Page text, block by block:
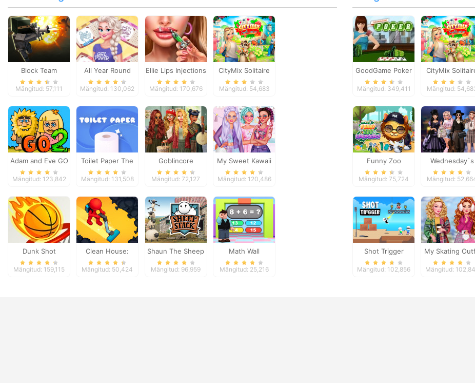
Block Team
Deathmatch
Mängitud: 57,111
All Year Round
Fashion Frosty Girl
Mängitud: 130,062
Ellie Lips Injections
Mängitud: 170,676
CityMix Solitaire
Mängitud: 54,683
Adam and Eve GO
2
Mängitud: 123,842
Toilet Paper The
Game
Mängitud: 131,508
Goblincore
Aesthetic
Mängitud: 72,127
My Sweet Kawaii
Look
Mängitud: 120,486
Dunk Shot
Mängitud: 159,115
Clean House:
Clearing trash and
Mängitud: 50,424
Shaun The Sheep
Sheep Stack
Mängitud: 96,959
Math Wall
Simulator
Mängitud: 25,216
GoodGame Poker
Mängitud: 349,411
CityMix
Mängitud:
Funny Zoo
Emergency
Mängitud: 75,724
Wednesday`s
Breakup
Mängitud:
Shot Trigger
Mängitud: 102,856
My Skating
Mängitud: